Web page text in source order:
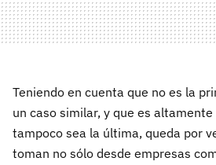
Teniendo en cuenta que no es la
un caso similar, y que es
tampoco sea la última, queda por
toman no sólo desde empresas